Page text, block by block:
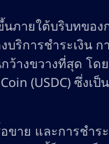
ภายใต้บริบทขอ
ริการชำระเงิน
างขวางที่สุด โด
(USDC) ซึ่งเ
ขาย และการชำ